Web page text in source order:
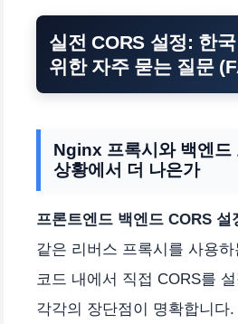
실전 CORS 설정: 한
위한 자주 묻는 질문
Nginx 프록시와 백엔드
상황에서 더 나은가
프론트엔드 백엔드 CORS 설
같은 리버스 프록시를 사용
코드 내에서 직접 CORS를
각각의 장단점이 명확합니다